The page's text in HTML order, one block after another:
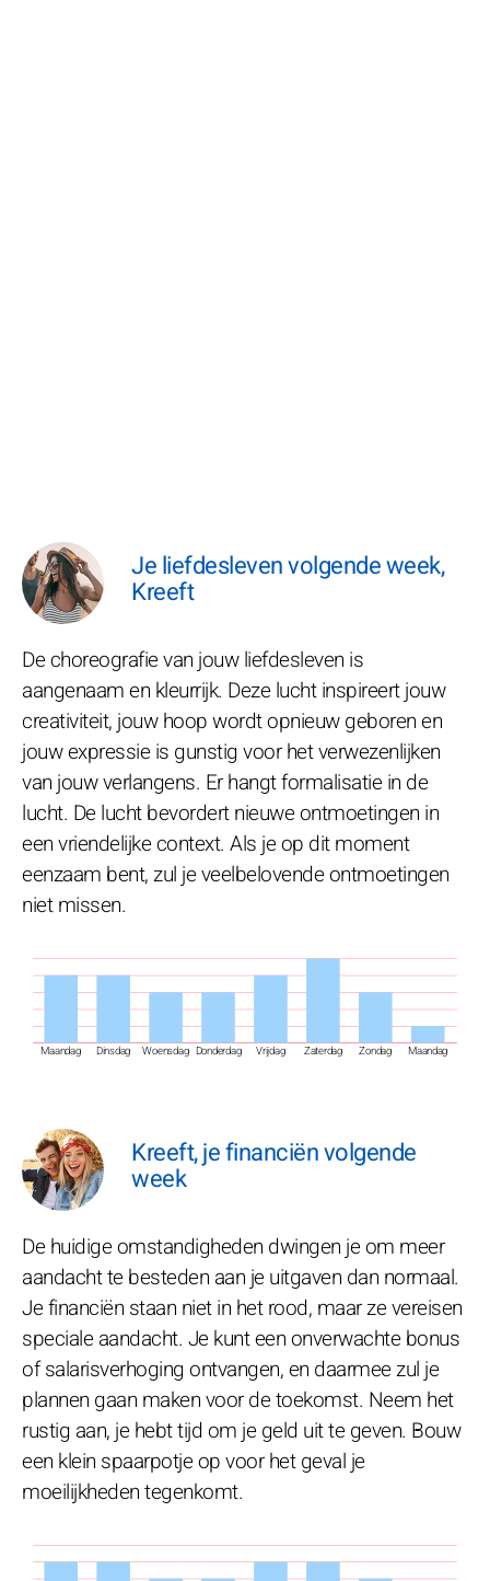
Je liefdesleven volgende week,
Kreeft
Maandag Dinsdag Woensdag Donderdag Vrijdag Zaterdag Zondag Maandag
De choreografie van jouw liefdesleven is
aangenaam en kleurrijk. Deze lucht inspireert jouw
creativiteit, jouw hoop wordt opnieuw geboren en
jouw expressie is gunstig voor het verwezenlijken
van jouw verlangens. Er hangt formalisatie in de
lucht. De lucht bevordert nieuwe ontmoetingen in
een vriendelijke context. Als je op dit moment
eenzaam bent, zul je veelbelovende ontmoetingen
niet missen.
Kreeft, je financiën volgende
week
De huidige omstandigheden dwingen je om meer
aandacht te besteden aan je uitgaven dan normaal.
Je financiën staan niet in het rood, maar ze vereisen
speciale aandacht. Je kunt een onverwachte bonus
of salarisverhoging ontvangen, en daarmee zul je
plannen gaan maken voor de toekomst. Neem het
rustig aan, je hebt tijd om je geld uit te geven. Bouw
een klein spaarpotje op voor het geval je
moeilijkheden tegenkomt.